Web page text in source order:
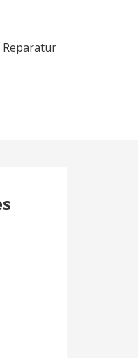
Reparatur